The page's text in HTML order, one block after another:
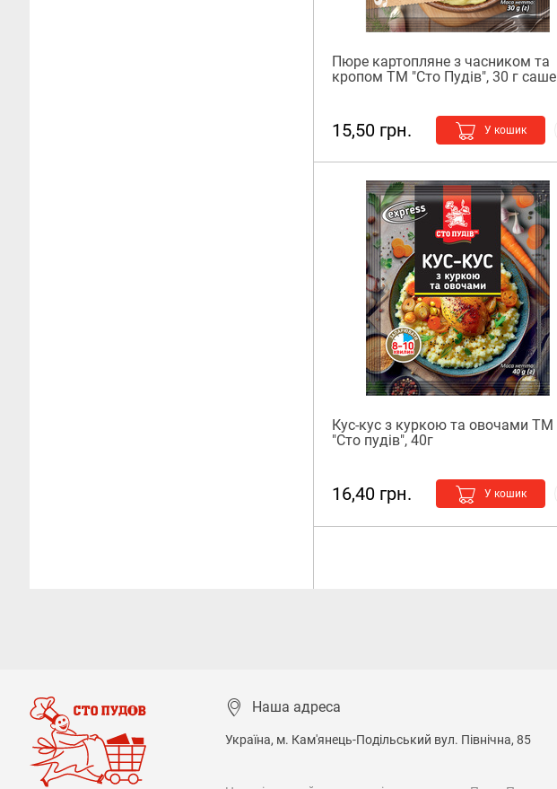
Пюре картопляне з часником та
кропом ТМ "Сто Пудів", 30 г саше
15,50 грн. У кошик
Кус-кус з куркою та овочами ТМ
"Сто пудів", 40г
16,40 грн. У кошик
Наша адреса
Україна, м. Кам'янець-Подільський вул. Північна, 85